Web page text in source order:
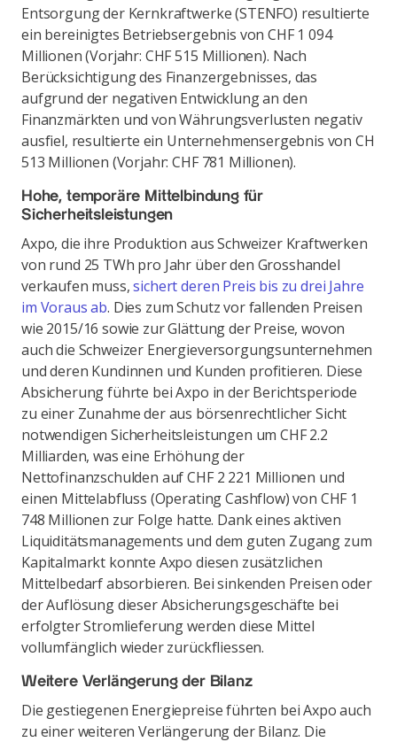
Entsorgung der Kernkraftwerke (STENFO) resultierte
ein bereinigtes Betriebsergebnis von CHF 1 094
Millionen (Vorjahr: CHF 515 Millionen). Nach
Berücksichtigung des Finanzergebnisses, das
aufgrund der negativen Entwicklung an den
Finanzmärkten und von Währungsverlusten negativ
ausfiel, resultierte ein Unternehmensergebnis von CH
513 Millionen (Vorjahr: CHF 781 Millionen).
Hohe, temporäre Mittelbindung für
Sicherheitsleistungen
Axpo, die ihre Produktion aus Schweizer Kraftwerken
von rund 25 TWh pro Jahr über den Grosshandel
verkaufen muss,sichert deren Preis bis zu drei Jahre
im Voraus ab. Dies zum Schutz vor fallenden Preisen
wie 2015/16 sowie zur Glättung der Preise, wovon
auch die Schweizer Energieversorgungsunternehmen
und deren Kundinnen und Kunden profitieren. Diese
Absicherung führte bei Axpo in der Berichtsperiode
zu einer Zunahme der aus börsenrechtlicher Sicht
notwendigen Sicherheitsleistungen um CHF 2.2
Milliarden, was eine Erhöhung der
Nettofinanzschulden auf CHF 2 221 Millionen und
einen Mittelabfluss (Operating Cashflow) von CHF 1
748 Millionen zur Folge hatte. Dank eines aktiven
Liquiditätsmanagements und dem guten Zugang zum
Kapitalmarkt konnte Axpo diesen zusätzlichen
Mittelbedarf absorbieren. Bei sinkenden Preisen oder
der Auflösung dieser Absicherungsgeschäfte bei
erfolgter Stromlieferung werden diese Mittel
vollumfänglich wieder zurückfliessen.
Weitere Verlängerung der Bilanz
Die gestiegenen Energiepreise führten bei Axpo auch
zu einer weiteren Verlängerung der Bilanz. Die